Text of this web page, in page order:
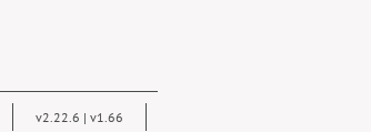
v2.22.6 | v1.66